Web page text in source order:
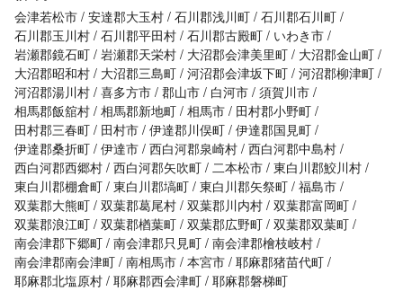
会津若松市 安達郡大玉村 石川郡浅川町 石川郡石川町
石川郡玉川村 石川郡平田村 石川郡古殿町
いわき市
岩瀬郡鏡石町 岩瀬郡天栄村 大沼郡会津美里町
大沼郡金山町
大沼郡昭和村
大沼郡三島町 河沼郡会津坂下町 河沼郡柳津町
河沼郡湯川村 喜多方市 郡山市 白河市 須賀川市
相馬郡飯舘村 相馬郡新地町 相馬市
田村郡小野町
田村郡三春町
田村市 伊達郡川俣町 伊達郡国見町
伊達郡桑折町 伊達市 西白河郡泉崎村 西白河郡中島村
西白河郡西郷村 西白河郡矢吹町 二本松市 東白川郡鮫川村
東白川郡棚倉町 東白川郡塙町 東白川郡矢祭町 福島市
双葉郡大熊町 双葉郡葛尾村 双葉郡川内村 双葉郡富岡町
双葉郡浪江町 双葉郡楢葉町 双葉郡広野町 双葉郡双葉町
南会津郡下郷町 南会津郡只見町 南会津郡檜枝岐村
南会津郡南会津町 南相馬市 本宮市 耶麻郡猪苗代町
耶麻郡北塩原村 耶麻郡西会津町 耶麻郡磐梯町